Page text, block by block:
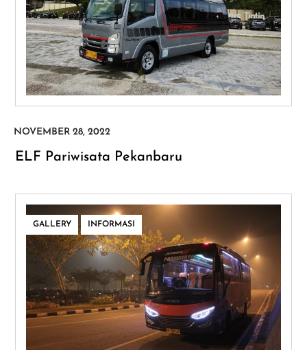
ELF Pariwisata Pekanbaru
GALLERY , INFORMASI